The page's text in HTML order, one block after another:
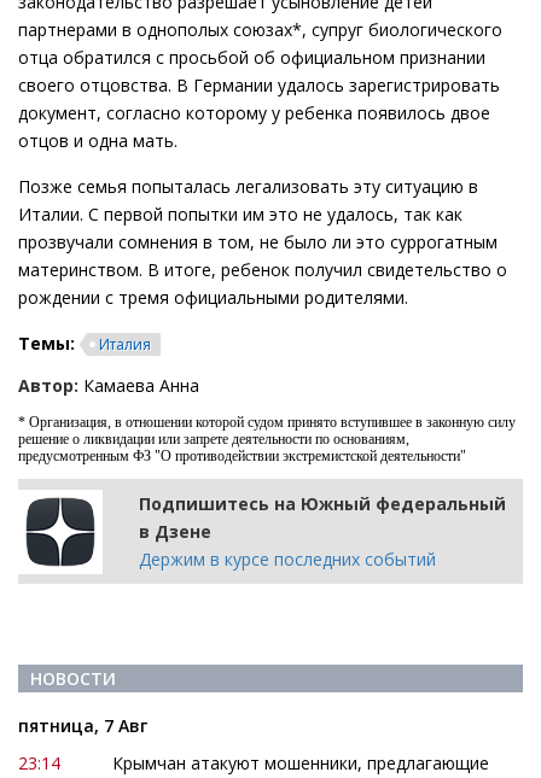
партнерами в однополых союзах*, супруг биологического
отца обратился с просьбой об официальном признании
своего отцовства. В Германии удалось зарегистрировать
документ, согласно которому у ребенка появилось двое
отцов и одна мать.
Позже семья попыталась легализовать эту ситуацию в
Италии. С первой попытки им это не удалось, так как
прозвучали сомнения в том, не было ли это суррогатным
материнством. В итоге, ребенок получил свидетельство о
рождении с тремя официальными родителями.
Темы:
Италия
Автор: Камаева Анна
* Организация, в отношении которой судом принято вступившее в законную силу
решение о ликвидации или запрете деятельности по основаниям,
предусмотренным ФЗ "О противодействии экстремистской деятельности"
Подпишитесь на Южный федеральный
в Дзене
Держим в курсе последних событий
НОВОСТИ
пятница, 7 Авг
23:14
Крымчан атакуют мошенники, предлагающие